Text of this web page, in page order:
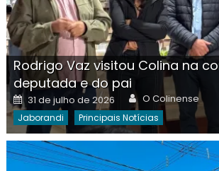
Rodrigo Vaz visitou Colina na
deputada e do pai
Posted
on
31 de julho de 2026 Author
O Colinense
Jaborandi Principais Notícias